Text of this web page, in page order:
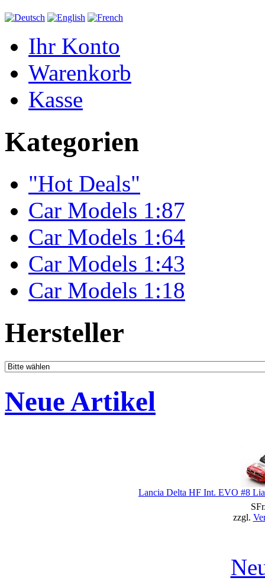
Ihr Konto
Warenkorb
Kasse
Kategorien
"Hot Deals"
Car Models 1:87
Car Models 1:64
Car Models 1:43
Car Models 1:18
Hersteller
Neue Artikel
Lancia Delta HF Int. EVO #8
zzgl.